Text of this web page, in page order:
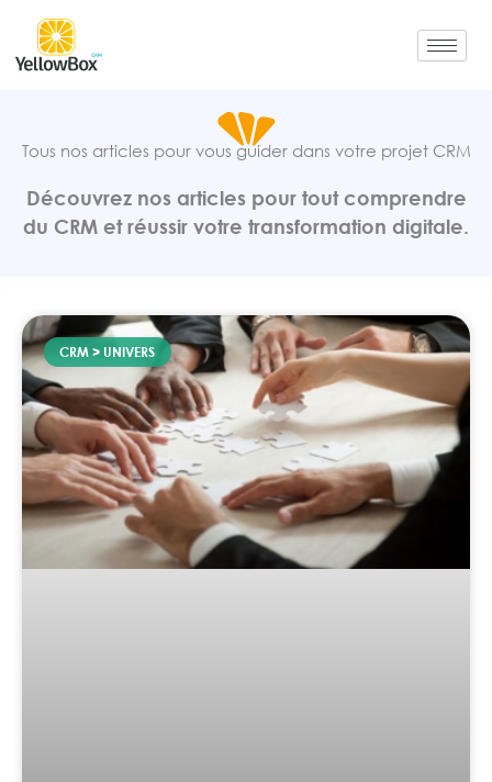
contenu
Tous nos articles pour vous guider dans votre projet CRM
Découvrez nos articles pour tout comprendre
du CRM et réussir votre transformation digitale.
CRM > UNIVERS